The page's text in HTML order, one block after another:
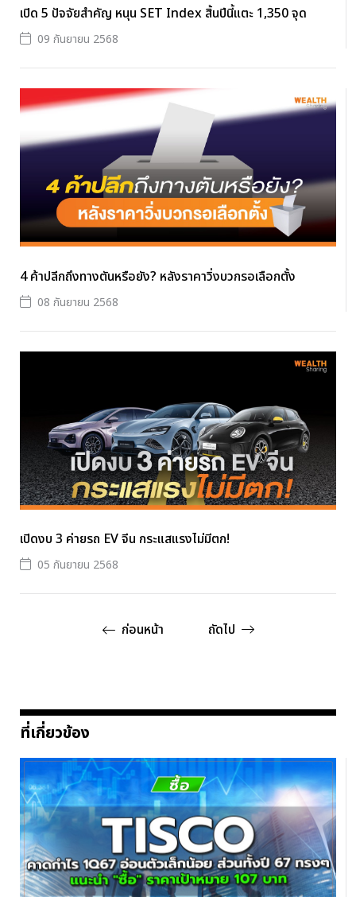
เปิด 5 ปัจจัยสำคัญ หนุน SET Index สิ้นปีนี้แตะ 1,350 จุด
09 กันยายน 2568
4 ค้าปลีกถึงทางตันหรือยัง? หลังราคาวิ่งบวกรอเลือกตั้ง
08 กันยายน 2568
เปิดงบ 3 ค่ายรถ EV จีน กระแสแรงไม่มีตก!
05 กันยายน 2568
ก่อนหน้า ถัดไป
ที่เกี่ยวข้อง